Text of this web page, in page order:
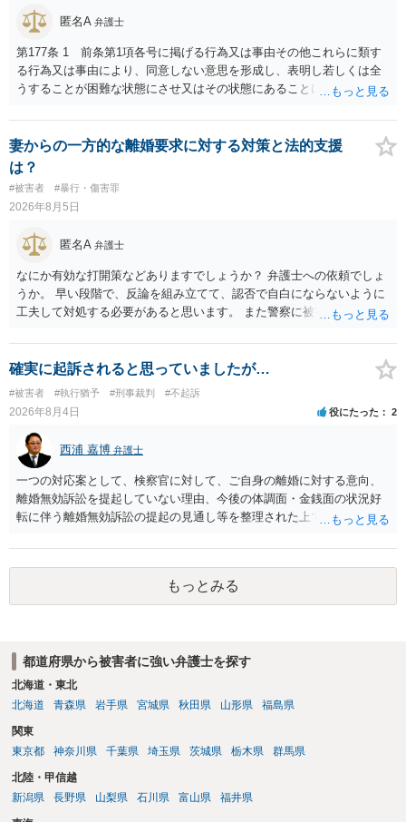
とが有効である場合が多い）ことを考慮しておく必要があります。
匿名A 弁護士
第177条 1 前条第1項各号に掲げる行為又は事由その他これらに類す
る行為又は事由により、同意しない意思を形成し、表明し若しくは全
うすることが困難な状態にさせ又はその状態にあることに乗じて、性
く。）若しくは物を挿入する行為であってわいせつなもの（以下この
条及び第179条第2項において「性交等」という。）をした者は、婚姻
関係の有無にかかわらず、5年以上の有期拘禁刑に処する。 第176条 1
次に掲げる行為又は事由その他これらに類する行為又は事由により、
同意しない意思を形成し、表明し若しくは全うすることが困難な状態
にさせ又はその状態にあることに乗じて、わいせつな行為をした者
は、婚姻関係の有無にかかわらず、6月以上10年以下の拘禁刑に処す
る。 ③アルコール若しくは薬物を摂取させること又はそれらの影響が
あること。 以上の通りですから、アルコール摂取だけでなく、「同意
しない意思を形成し、表明し若しくは全うすることが困難な状態」で
あることが必要です。
妻からの一方的な離婚要求に対する対策と法的支援
は？
#被害者 #暴行・傷害罪
2026年8月5日
匿名A 弁護士
なにか有効な打開策などありますでしょうか？ 弁護士への依頼でしょ
うか。 早い段階で、反論を組み立てて、認否で自白にならないように
工夫して対処する必要があると思います。 また警察に被害届を出すと
告訴状を作って証拠をそろえて出すことでしょう。
確実に起訴されると思っていましたが…
#被害者 #執行猶予 #刑事裁判 #不起訴
2026年8月4日 役にたった 2
西浦 嘉博 弁護士
一つの対応案として、検察官に対して、ご自身の離婚に対する意向、
離婚無効訴訟を提起していない理由、今後の体調面・金銭面の状況好
転に伴う離婚無効訴訟の提起の見通し等を整理された上で、書面とし
検察官の処分判断の際、相談者さんの意向を示す証拠の一つとして位
置づけられる様に思われます。 より詳細についてお聞きになりたい場
合、最寄りの法律事務所での相談を検討ください
もっとみる
都道府県から被害者に強い弁護士を探す
北海道・東北
北海道
青森県 岩手県 宮城県 秋田県 山形県 福島県
関東
東京都
神奈川県 千葉県 埼玉県 茨城県 栃木県 群馬県
北陸・甲信越
新潟県
長野県 山梨県 石川県 富山県 福井県